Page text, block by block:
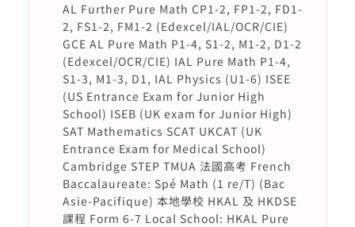
AL Further Pure Math CP1-2, FP1-2, FD1-
2, FS1-2, FM1-2 (Edexcel/IAL/OCR/CIE)
GCE AL Pure Math P1-4, S1-2, M1-2, D1-2
(Edexcel/OCR/CIE) IAL Pure Math P1-4,
S1-3, M1-3, D1, IAL Physics (U1-6) ISEE
(US Entrance Exam for Junior High
School) ISEB (UK exam for Junior High)
SAT Mathematics SCAT UKCAT (UK
Entrance Exam for Medical School)
Cambridge STEP TMUA 法國高考 French
Baccalaureate: Spé Math (1 re/T) (Bac
Asie-Pacifique) 本地學校 HKAL 及 HKDSE
課程 Form 6-7 Local School: HKAL Pure